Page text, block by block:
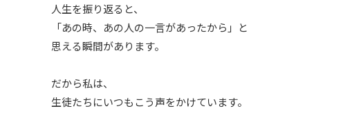
人生を振り返ると、
「あの時、あの人の一言があったから」と
思える瞬間があります。
だから私は、
生徒たちにいつもこう声をかけています。